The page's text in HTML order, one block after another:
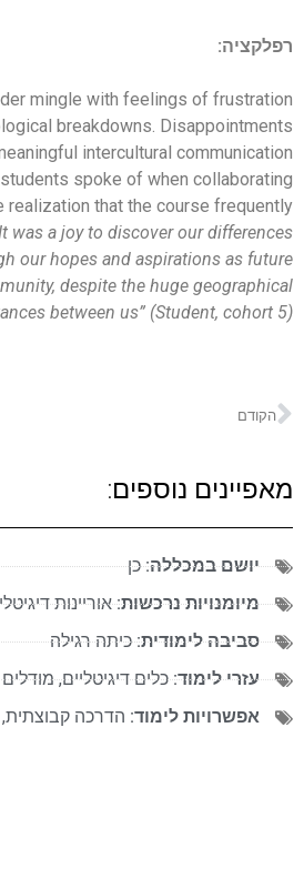
רפלקציה:
mingle with feelings of frustration
breakdowns. Disappointments
intercultural communication
spoke of when collaborating
realization that the course frequently
was a joy to discover our differences
our hopes and aspirations as future
despite the huge geographical
between us” (Student, cohort 5).
הקודם
מאפיינים נוספים:
יושם במכללה: כן
מיומנויות נרכשות: אוריינות
סביבה לימודית: כיתה רגילה
עזרי לימוד: כלים דיגיטליים,מודלים
אפשרויות לימוד: הדרכה קבוצתית,